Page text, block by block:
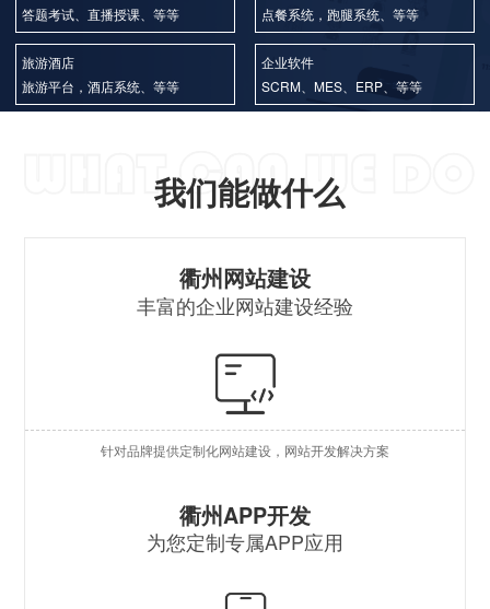
答题考试、直播授课、等等
点餐系统，跑腿系统、等等
旅游酒店
旅游平台，酒店系统、等等
企业软件
SCRM、MES、ERP、等等
我们能做什么
衢州网站建设
丰富的企业网站建设经验
针对品牌提供定制化网站建设，网站开发解决方案
衢州APP开发
为您定制专属APP应用